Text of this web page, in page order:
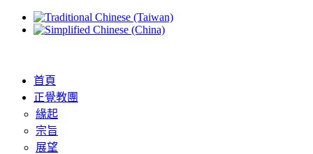
首頁
正覺教團
緣起
宗旨
展望